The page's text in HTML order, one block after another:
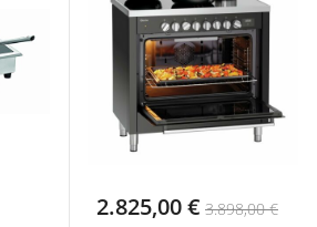
2.825,00 € 3.898,00 €